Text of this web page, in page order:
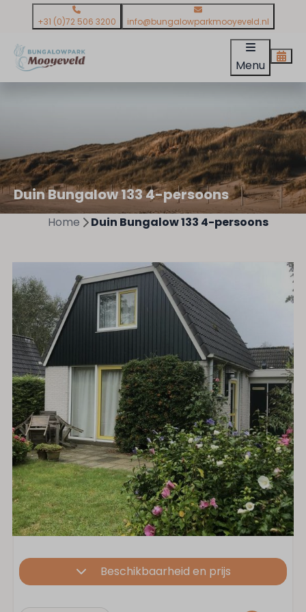
+31 (0)72 506 3200 info@bungalowparkmooyeveld.nl
Menu
Duin Bungalow 133 4-persoons
Home Duin Bungalow 133 4-persoons
Beschikbaarheid en prijs